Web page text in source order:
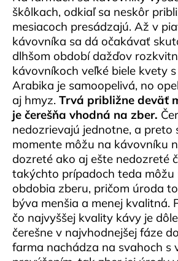
škôlkach, odkiaľ sa neskôr
mesiacoch presádzajú. Až v
kávovníka sa dá očakávať
dlhšom období dažďov
kávovníkoch veľké biele kvety
Arabika je samoopelivá, no
aj hmyz. Trvá približne deväť
je čerešňa vhodná na zber.
nedozrievajú jednotne, a preto
momente môžu na kávovníku
dozreté ako aj ešte nedozreté
takýchto prípadoch teda
obdobia zberu, pričom úroda
býva menšia a menej kvalitná.
čo najvyššej kvality kávy je
čerešne v najvhodnejšej fáze
farma nachádza na svahoch s
b
u
j
e
t
e
n
á
j
s
ť
?
HĽADAŤ